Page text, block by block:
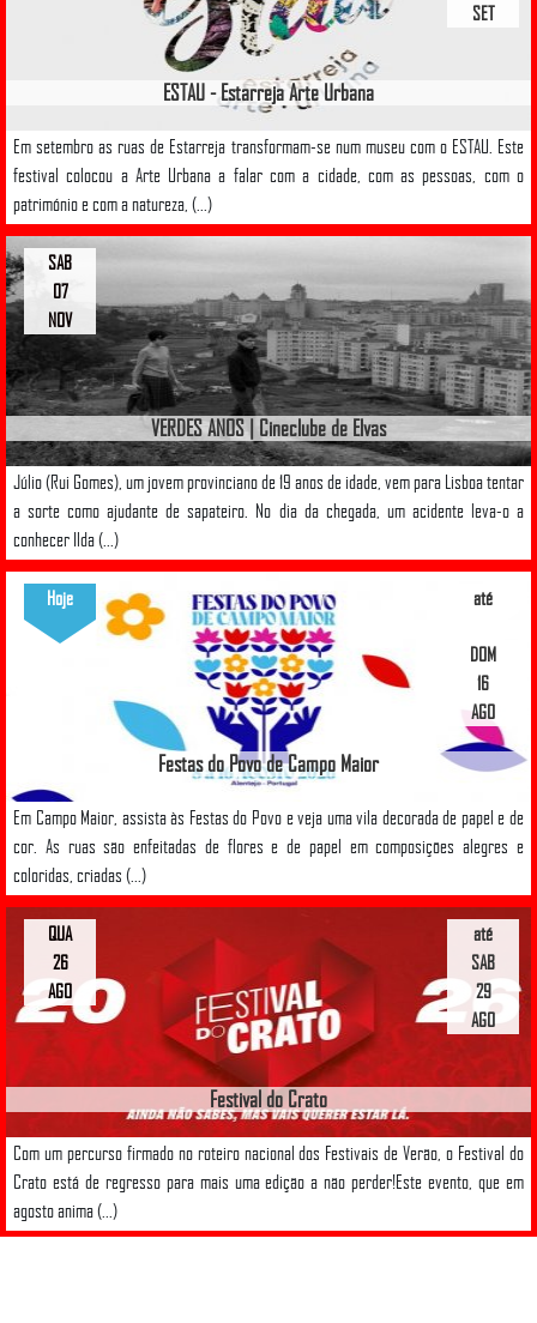
ESTAU - Estarreja Arte Urbana
Em setembro as ruas de Estarreja transformam-se num museu com o ESTAU. Este
festival colocou a Arte Urbana a falar com a cidade, com as pessoas, com o
património e com a natureza, (...)
SET
VERDES ANOS | Cineclube de Elvas
Júlio (Rui Gomes), um jovem provinciano de 19 anos de idade, vem para Lisboa tentar
a sorte como ajudante de sapateiro. No dia da chegada, um acidente leva-o a
conhecer Ilda (...)
SAB
07
NOV
Festas do Povo de Campo Maior
Em Campo Maior, assista às Festas do Povo e veja uma vila decorada de papel e de
cor. As ruas são enfeitadas de flores e de papel em composições alegres e
coloridas, criadas (...)
até
DOM
16
AGO
Hoje
Festival do Crato
Com um percurso firmado no roteiro nacional dos Festivais de Verão, o Festival do
Crato está de regresso para mais uma edição a não perder!Este evento, que em
agosto anima (...)
até
SAB
29
AGO
QUA
26
AGO